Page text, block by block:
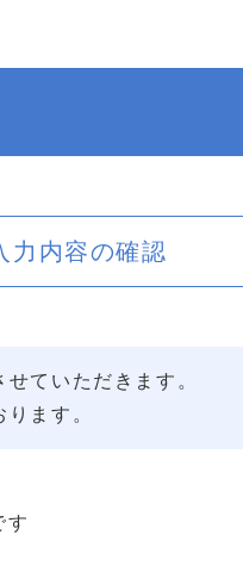
力内容の確認
ていただきます。
ます。
す